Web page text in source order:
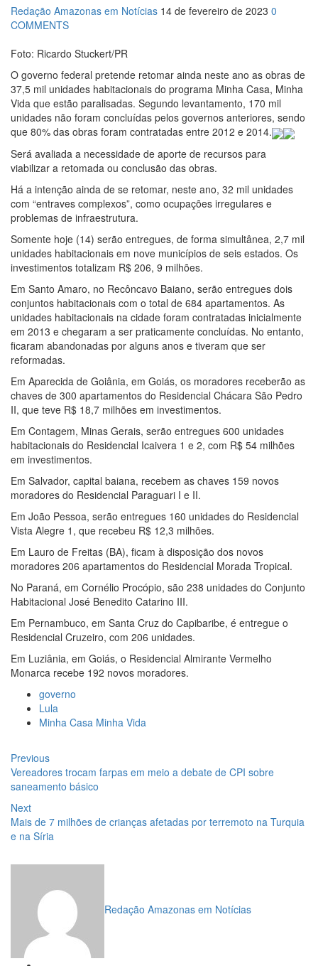
Redação Amazonas em Notícias 14 de fevereiro de 2023 0
COMMENTS
Foto: Ricardo Stuckert/PR
O governo federal pretende retomar ainda neste ano as obras de
37,5 mil unidades habitacionais do programa Minha Casa, Minha
Vida que estão paralisadas. Segundo levantamento, 170 mil
unidades não foram concluídas pelos governos anteriores, sendo
que 80% das obras foram contratadas entre 2012 e 2014.
Será avaliada a necessidade de aporte de recursos para
viabilizar a retomada ou conclusão das obras.
Há a intenção ainda de se retomar, neste ano, 32 mil unidades
com “entraves complexos”, como ocupações irregulares e
problemas de infraestrutura.
Somente hoje (14) serão entregues, de forma simultânea, 2,7 mil
unidades habitacionais em nove municípios de seis estados. Os
investimentos totalizam R$ 206, 9 milhões.
Em Santo Amaro, no Recôncavo Baiano, serão entregues dois
conjuntos habitacionais com o total de 684 apartamentos. As
unidades habitacionais na cidade foram contratadas inicialmente
em 2013 e chegaram a ser praticamente concluídas. No entanto,
ficaram abandonadas por alguns anos e tiveram que ser
reformadas.
Em Aparecida de Goiânia, em Goiás, os moradores receberão as
chaves de 300 apartamentos do Residencial Chácara São Pedro
II, que teve R$ 18,7 milhões em investimentos.
Em Contagem, Minas Gerais, serão entregues 600 unidades
habitacionais do Residencial Icaivera 1 e 2, com R$ 54 milhões
em investimentos.
Em Salvador, capital baiana, recebem as chaves 159 novos
moradores do Residencial Paraguari I e II.
Em João Pessoa, serão entregues 160 unidades do Residencial
Vista Alegre 1, que recebeu R$ 12,3 milhões.
Em Lauro de Freitas (BA), ficam à disposição dos novos
moradores 206 apartamentos do Residencial Morada Tropical.
No Paraná, em Cornélio Procópio, são 238 unidades do Conjunto
Habitacional José Benedito Catarino III.
Em Pernambuco, em Santa Cruz do Capibaribe, é entregue o
Residencial Cruzeiro, com 206 unidades.
Em Luziânia, em Goiás, o Residencial Almirante Vermelho
Monarca recebe 192 novos moradores.
governo
Lula
Minha Casa Minha Vida
Navegação
de
Post
PreviousPrevious
post:
Vereadores trocam farpas em meio a debate de CPI sobre
saneamento básico
NextNext
post:
Mais de 7 milhões de crianças afetadas por terremoto na Turquia
e na Síria
Redação Amazonas em Notícias